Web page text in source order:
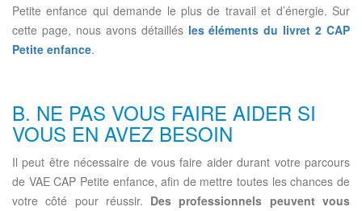
Petite enfance qui demande le plus de travail et d’énergie. Sur
cette page, nous avons détaillés les éléments du livret 2 CAP
Petite enfance.
B. NE PAS VOUS FAIRE AIDER SI
VOUS EN AVEZ BESOIN
Il peut être nécessaire de vous faire aider durant votre parcours
de VAE CAP Petite enfance, afin de mettre toutes les chances de
votre côté pour réussir. Des professionnels peuvent vous